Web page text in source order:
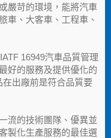
嚴苛的環境，能將汽車
車、大客車、工程車、
16949汽車品質管理
好的服務及提供優化的
出廠前是符合品質要
流的技術團隊、優異並
製化生產服務的最佳選